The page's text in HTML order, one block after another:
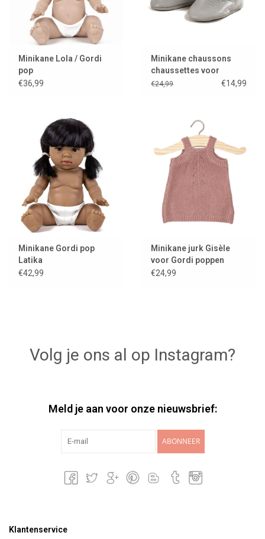
Minikane Lola / Gordi
pop
€36,99
Minikane chaussons
chaussettes voor
Gordis van leer
€24,99 €14,99
Minikane Gordi pop
Latika
€42,99
Minikane jurk Gisèle
voor Gordi poppen
€24,99
Volg je ons al op Instagram?
Meld je aan voor onze nieuwsbrief:
ABONNEER
Klantenservice